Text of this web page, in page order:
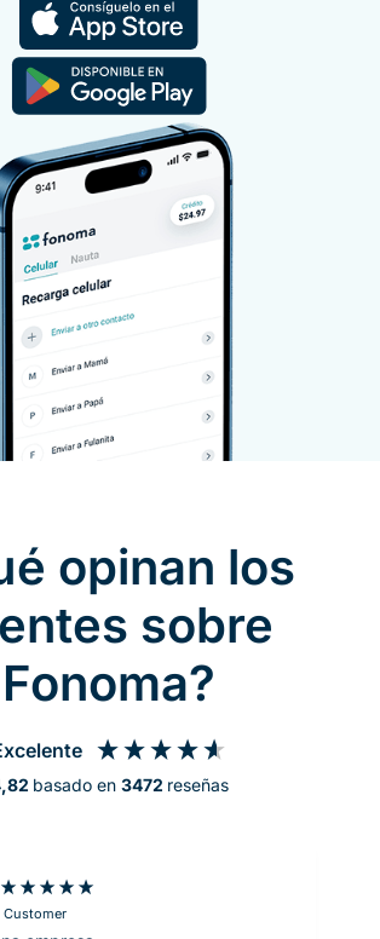
opinan los
sobre
Fonoma?
basado en 3472 reseñas
Customer